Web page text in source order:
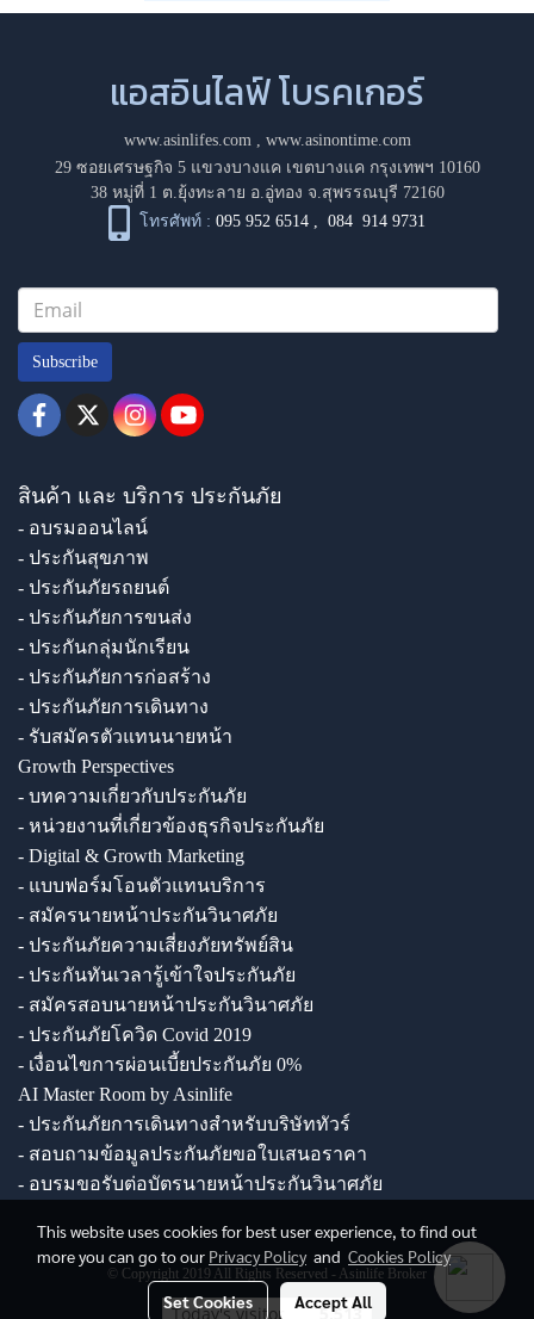
แอสอินไลฟ์ โบรคเกอร์
www.asinlifes.com, www.asinontime.com
29 ซอยเศรษฐกิจ 5 แขวงบางแค เขตบางแค กรุงเทพฯ 10160
38 หมู่ที่ 1 ต.ยุ้งทะลาย อ.อู่ทอง จ.สุพรรณบุรี 72160
โทรศัพท์ : 095 952 6514 ,084 914 9731
Subscribe
สินค้า และ บริการ ประกันภัย
- อบรมออนไลน์
- ประกันสุขภาพ
- ประกันภัยรถยนต์
- ประกันภัยการขนส่ง
- ประกันกลุ่มนักเรียน
- ประกันภัยการก่อสร้าง
- ประกันภัยการเดินทาง
- รับสมัครตัวแทนนายหน้า
Growth Perspectives
- บทความเกี่ยวกับประกันภัย
- หน่วยงานที่เกี่ยวข้องธุรกิจประกันภัย
- Digital & Growth Marketing
- แบบฟอร์มโอนตัวแทนบริการ
- สมัครนายหน้าประกันวินาศภัย
- ประกันภัยความเสี่ยงภัยทรัพย์สิน
- ประกันทันเวลารู้เข้าใจประกันภัย
- สมัครสอบนายหน้าประกันวินาศภัย
- ประกันภัยโควิด Covid 2019
- เงื่อนไขการผ่อนเบี้ยประกันภัย 0%
AI Master Room by Asinlife
- ประกันภัยการเดินทางสำหรับบริษัททัวร์
- สอบถามข้อมูลประกันภัยขอใบเสนอราคา
- อบรมขอรับต่อบัตรนายหน้าประกันวินาศภัย
© Copyright 2019 All Rights Reserved - Asinlife Broker
Today's visitor 5,513
This website uses cookies for best user experience, to find out
more you can go to our Privacy Policyand Cookies Policy
Set Cookies Accept All